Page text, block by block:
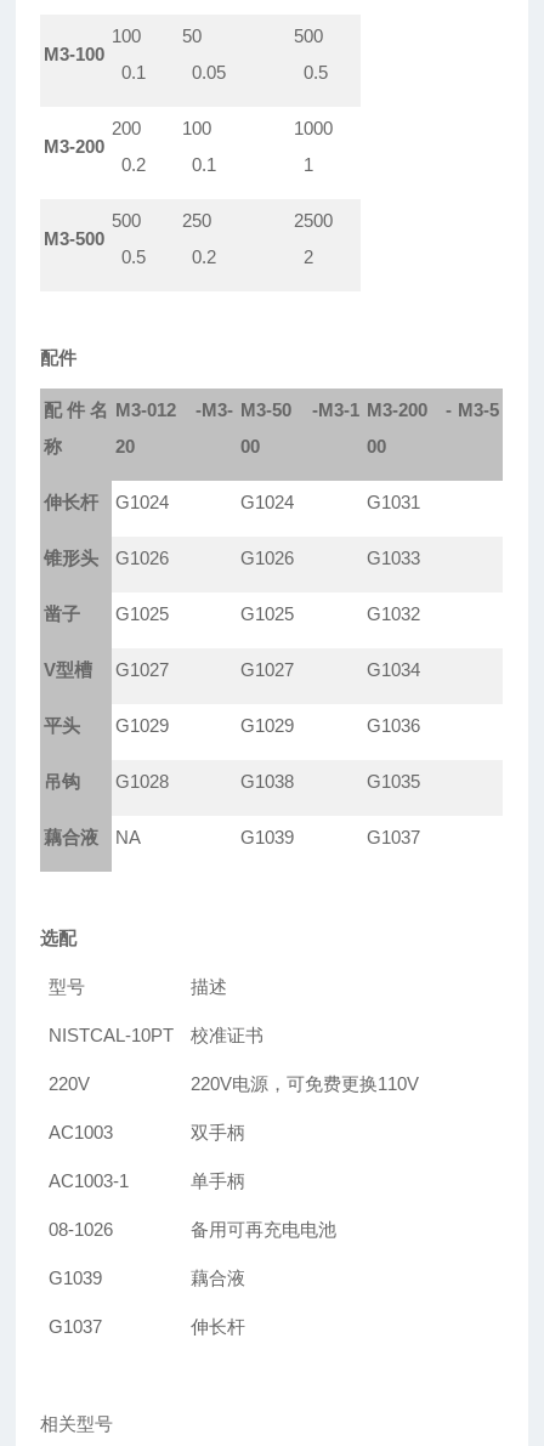
M3-100
100
0.1
50
0.05
500
0.5
M3-200
200
0.2
100
0.1
1000
1
M3-500
500
0.5
250
0.2
2500
2
配件
配件名
称
M3-012 -M3-
20
M3-50 -M3-1
00
M3-200 - M3-5
00
伸长杆 G1024 G1024 G1031
锥形头 G1026 G1026 G1033
凿子 G1025 G1025 G1032
V型槽 G1027 G1027 G1034
平头 G1029 G1029 G1036
吊钩 G1028 G1038 G1035
藕合液 NA G1039 G1037
选配
型号 描述
NISTCAL-10PT 校准证书
220V 220V电源，可免费更换110V
AC1003 双手柄
AC1003-1 单手柄
08-1026 备用可再充电电池
G1039 藕合液
G1037 伸长杆
相关型号